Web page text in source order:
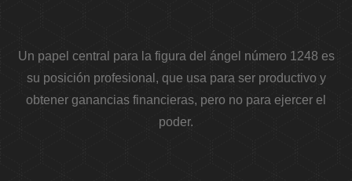
Un papel central para la figura del ángel número 1248 es
su posición profesional, que usa para ser productivo y
obtener ganancias financieras, pero no para ejercer el
poder.